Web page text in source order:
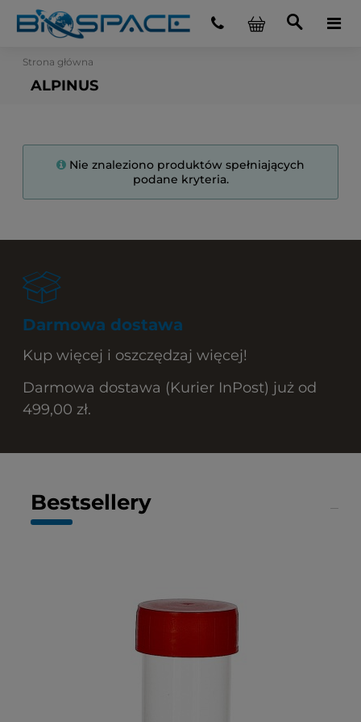
Strona główna
ALPINUS
Nie znaleziono produktów spełniających
podane kryteria.
Darmowa dostawa
Kup więcej i oszczędzaj więcej!
Darmowa dostawa (Kurier InPost) już od
499,00 zł.
Bestsellery